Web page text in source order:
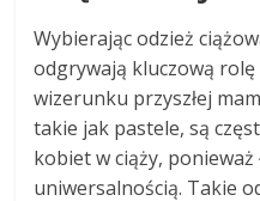
Wybierając odzież
odgrywają kluczową rolę
wizerunku przyszłej
takie jak pastele, są
kobiet w ciąży, ponieważ
uniwersalnością. Takie